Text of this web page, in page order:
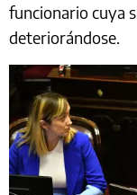
funcionario cuya
deteriorándose.